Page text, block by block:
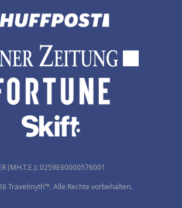
(MH.T.E.): 0259Ε60000576001
Travelmyth™. Alle Rechte vorbehalten.